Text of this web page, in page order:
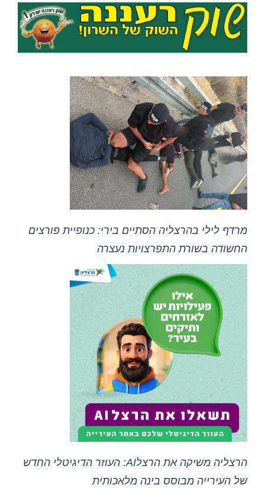
מרדף לילי בהרצליה הסתיים בירי: כנופיית פורצים
החשודה בשורת התפרצויות נעצרה
הרצליה משיקה את הרצלAI: העוזר הדיגיטלי החדש
של העירייה מבוסס בינה מלאכותית